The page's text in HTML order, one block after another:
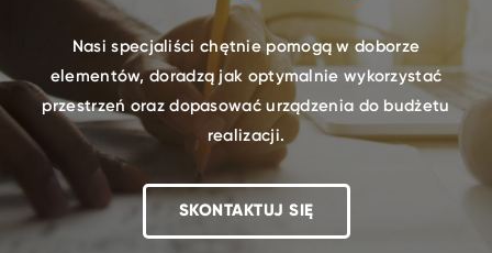
Nasi specjaliści chętnie pomogą w doborze
elementów, doradzą jak optymalnie wykorzystać
przestrzeń oraz dopasować urządzenia do budżetu
realizacji.
SKONTAKTUJ SIĘ